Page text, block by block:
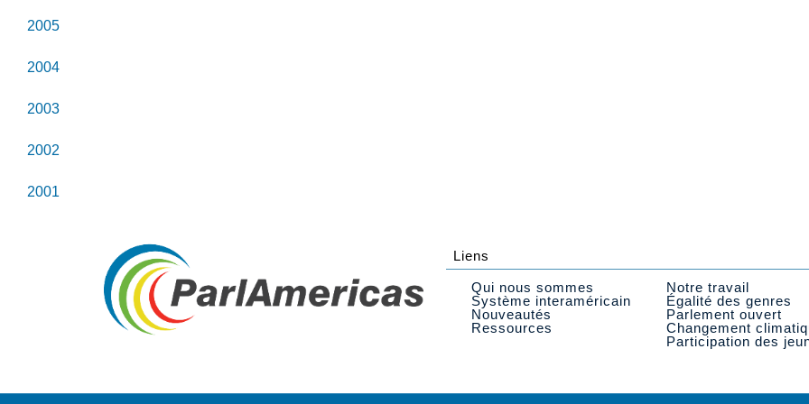
2005
2004
2003
2002
2001
Liens
Qui nous sommes
Système interaméricain
Nouveautés
Ressources
Notre travail
Égalité des genres
Parlement ouvert
Changement
Participation des